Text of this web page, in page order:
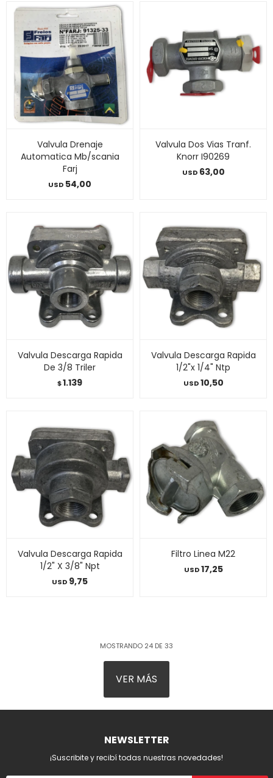
Valvula Drenaje
Automatica Mb/scania
Farj
USD 54,00
Valvula Dos Vias Tranf.
Knorr I90269
USD 63,00
Valvula Descarga Rapida
De 3/8 Triler
$1.139
Valvula Descarga Rapida
1/2"x 1/4" Ntp
USD10,50
Valvula Descarga Rapida
1/2" X 3/8" Npt
USD 9,75
Filtro Linea M22
USD17,25
MOSTRANDO 24 DE 33
VER MÁS
NEWSLETTER
¡Suscribite y recibí todas nuestras novedades!